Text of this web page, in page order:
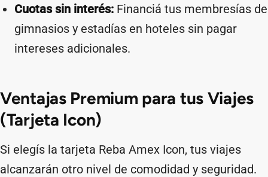
Cuotas sin interés: Financiá tus membresías de
gimnasios y estadías en hoteles sin pagar
intereses adicionales.
Ventajas Premium para tus Viajes
(Tarjeta Icon)
Si elegís la tarjeta Reba Amex Icon, tus viajes
alcanzarán otro nivel de comodidad y seguridad.